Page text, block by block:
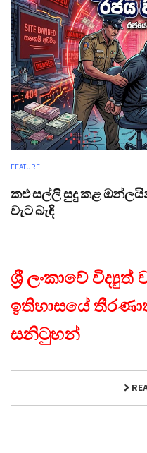
FEATURE
කළු සල්ලි සුදු කළ
වැට බැඳි
ශ්‍රී ලංකාවේ
ඉතිහාසයේ
සනිටුහන්